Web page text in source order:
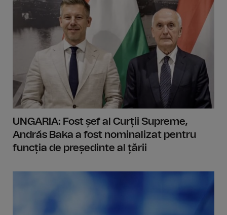
UNGARIA: Fost șef al Curții Supreme,
András Baka a fost nominalizat pentru
funcția de președinte al țării